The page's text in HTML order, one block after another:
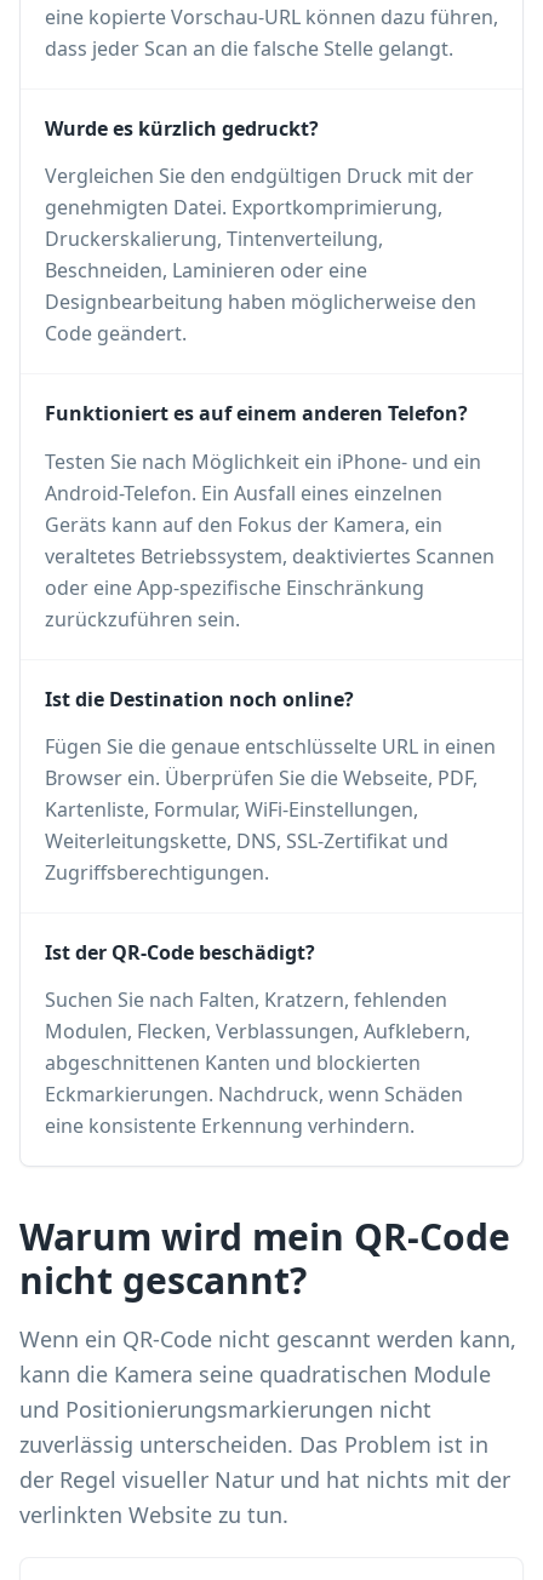
eine kopierte Vorschau-URL können dazu führen,
dass jeder Scan an die falsche Stelle gelangt.
Wurde es kürzlich gedruckt?
Vergleichen Sie den endgültigen Druck mit der
genehmigten Datei. Exportkomprimierung,
Druckerskalierung, Tintenverteilung,
Beschneiden, Laminieren oder eine
Designbearbeitung haben möglicherweise den
Code geändert.
Funktioniert es auf einem anderen Telefon?
Testen Sie nach Möglichkeit ein iPhone- und ein
Android-Telefon. Ein Ausfall eines einzelnen
Geräts kann auf den Fokus der Kamera, ein
veraltetes Betriebssystem, deaktiviertes Scannen
oder eine App-spezifische Einschränkung
zurückzuführen sein.
Ist die Destination noch online?
Fügen Sie die genaue entschlüsselte URL in einen
Browser ein. Überprüfen Sie die Webseite, PDF,
Kartenliste, Formular, WiFi-Einstellungen,
Weiterleitungskette, DNS, SSL-Zertifikat und
Zugriffsberechtigungen.
Ist der QR-Code beschädigt?
Suchen Sie nach Falten, Kratzern, fehlenden
Modulen, Flecken, Verblassungen, Aufklebern,
abgeschnittenen Kanten und blockierten
Eckmarkierungen. Nachdruck, wenn Schäden
eine konsistente Erkennung verhindern.
Warum wird mein QR-Code
nicht gescannt?
Wenn ein QR-Code nicht gescannt werden kann,
kann die Kamera seine quadratischen Module
und Positionierungsmarkierungen nicht
zuverlässig unterscheiden. Das Problem ist in
der Regel visueller Natur und hat nichts mit der
verlinkten Website zu tun.